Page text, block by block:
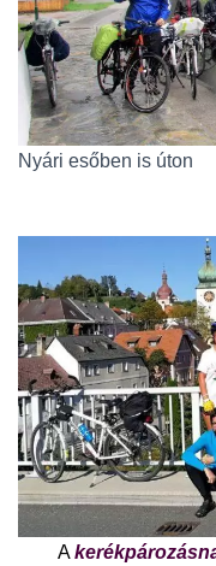
Nyári esőben is úton
A